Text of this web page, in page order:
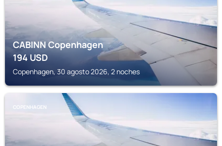
CABINN Copenhagen
194USD
Copenhagen, 30 agosto 2026, 2 noches
COPENHAGEN